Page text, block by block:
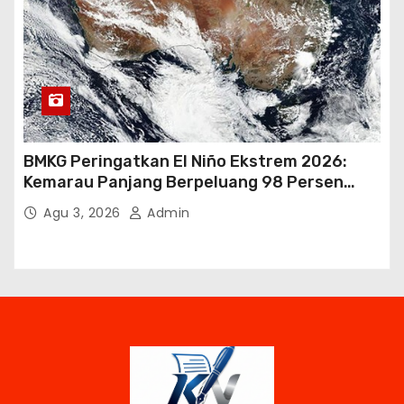
BMKG Peringatkan El Niño Ekstrem 2026:
Kemarau Panjang Berpeluang 98 Persen
hingga Awal 2027
Agu 3, 2026 Admin